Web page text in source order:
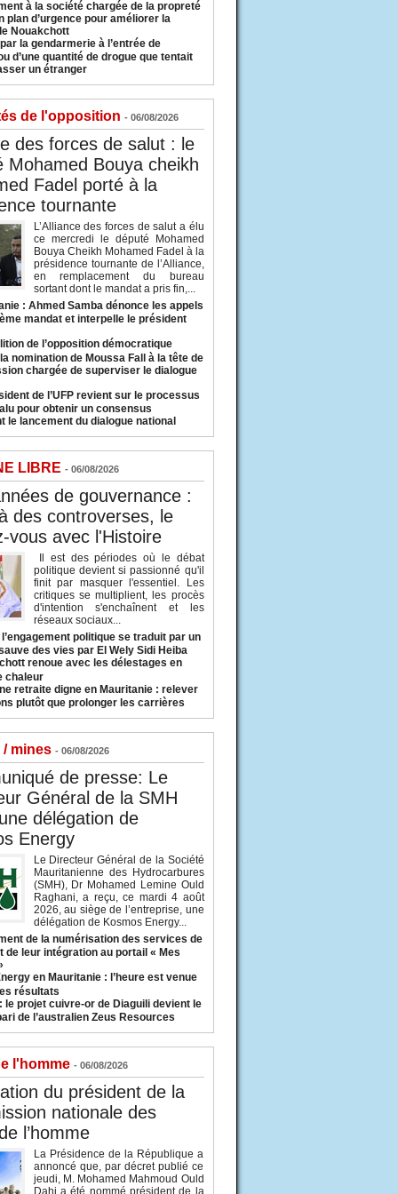
à la société chargée de la propreté
plan d’urgence pour améliorer la
Nouakchott
la gendarmerie à l’entrée de
d’une quantité de drogue que tentait
un étranger
de l'opposition - 06/08/2026
des forces de salut : le
Mohamed Bouya cheikh
Fadel porté à la
tournante
L’Alliance des forces de salut a élu
ce mercredi le député Mohamed
Bouya Cheikh Mohamed Fadel à la
présidence tournante de l’Alliance,
en remplacement du bureau
sortant dont le mandat a pris fin,...
: Ahmed Samba dénonce les appels
mandat et interpelle le président
de l’opposition démocratique
nomination de Moussa Fall à la tête de
chargée de superviser le dialogue
de l’UFP revient sur le processus
pour obtenir un consensus
le lancement du dialogue national
LIBRE - 06/08/2026
de gouvernance :
des controverses, le
vous avec l'Histoire
Il est des périodes où le débat
politique devient si passionné qu'il
finit par masquer l'essentiel. Les
critiques se multiplient, les procès
d'intention s'enchaînent et les
réseaux sociaux...
politique se traduit par un
des vies par El Wely Sidi Heiba
renoue avec les délestages en
chaleur
retraite digne en Mauritanie : relever
plutôt que prolonger les carrières
mines - 06/08/2026
de presse: Le
Général de la SMH
délégation de
Energy
Le Directeur Général de la Société
Mauritanienne des Hydrocarbures
(SMH), Dr Mohamed Lemine Ould
Raghani, a reçu, ce mardi 4 août
2026, au siège de l’entreprise, une
délégation de Kosmos Energy...
de la numérisation des services de
de leur intégration au portail « Mes
en Mauritanie : l’heure est venue
résultats
le projet cuivre-or de Diaguili devient le
de l’australien Zeus Resources
l'homme - 06/08/2026
du président de la
nationale des
l’homme
La Présidence de la République a
annoncé que, par décret publié ce
jeudi, M. Mohamed Mahmoud Ould
Dahi a été nommé président de la